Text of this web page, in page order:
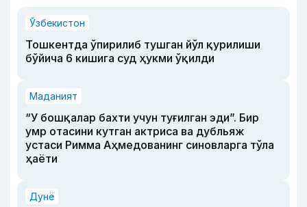
Ўзбекистон
Тошкентда ўпирилиб тушган йўл қурилиши
бўйича 6 кишига суд ҳукми ўқилди
Маданият
“У бошқалар бахти учун туғилган эди”. Бир
умр отасини кутган актриса ва дубльяж
устаси Римма Аҳмедованинг синовларга тўла
ҳаёти
Дунё